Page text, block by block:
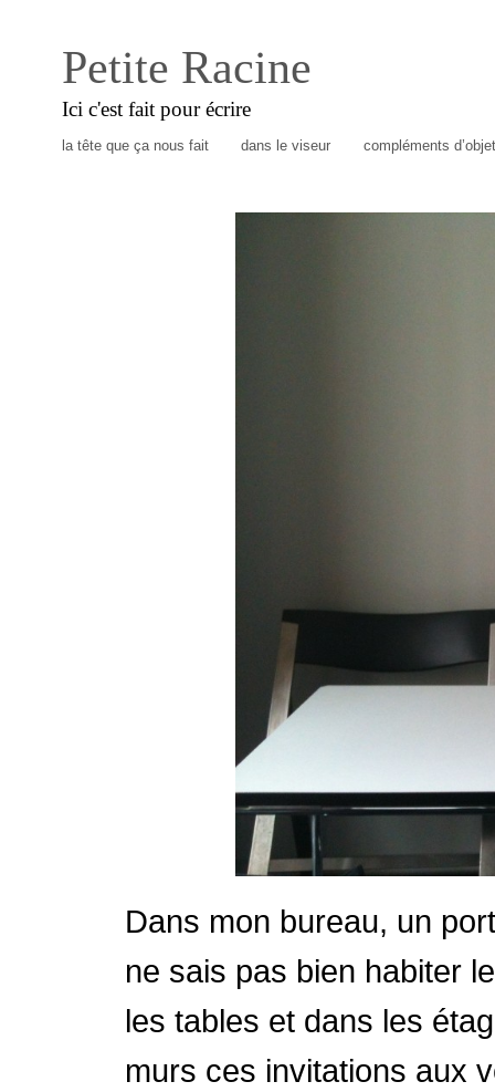
Petite Racine
Ici c'est fait pour écrire
la tête que ça nous fait dans le viseur compléments
Dans mon bureau, un
ne sais pas bien habiter
les tables et dans les
murs ces invitations aux